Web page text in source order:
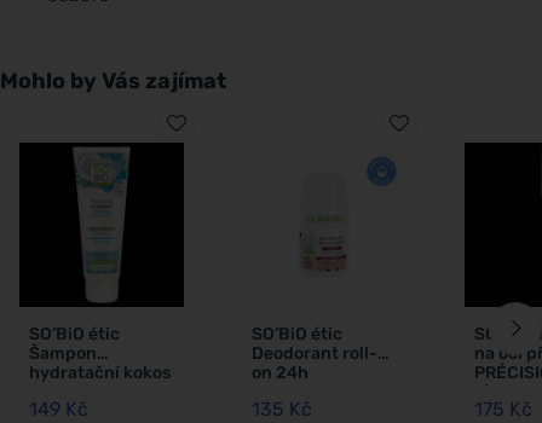
Mohlo by Vás zajímat
SO’BiO étic
Šampon
hydratační kokos
hyaluronová BIO
149 Kč
SO’BiO étic
Deodorant roll-
on 24h
oslím mlékem -
135 Kč
SO’BiO
na oči
g) 02
175 Kč